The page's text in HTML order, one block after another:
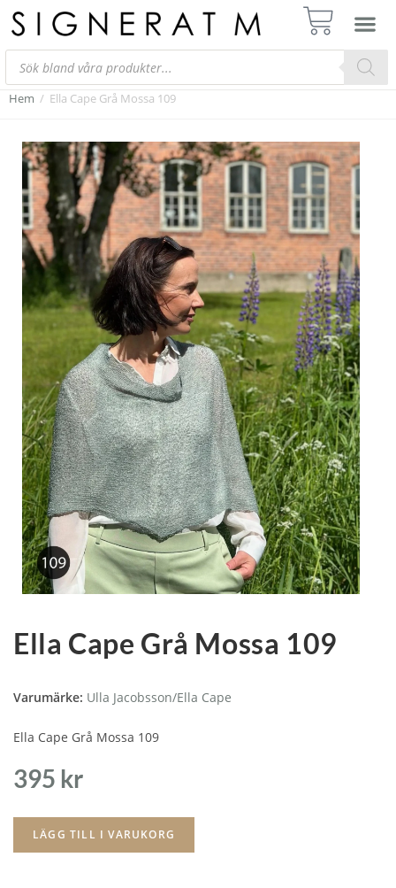
Hem / Ella Cape Grå Mossa 109
Ella Cape Grå Mossa 109
Varumärke: Ulla Jacobsson/Ella Cape
Ella Cape Grå Mossa 109
395 kr
LÄGG TILL I VARUKORG